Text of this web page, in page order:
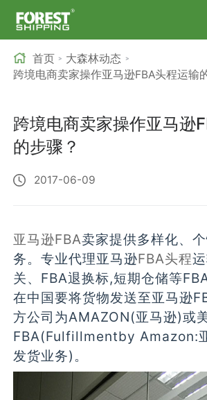
首页 > 大森林动态 >
跨境电商卖家操作亚马逊FBA头程运输
跨境电商卖家操作亚马逊
的步骤？
2017-06-09
亚马逊FBA卖家提供多样化、
务。专业代理亚马逊FBA头程
关、FBA退换标,短期仓储等
在中国要将货物发送至亚马逊
方公司为AMAZON(亚马逊)或
FBA(Fulfillmentby Amazon:
发货业务)。